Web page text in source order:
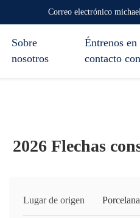
Correo electrónico
Sobre
nosotros
Éntrenos en
contacto con
2026 Flechas
Lugar de origen Porcelana